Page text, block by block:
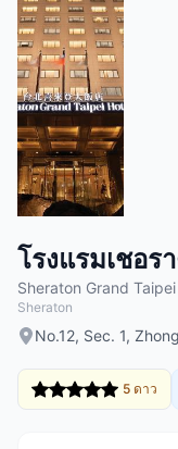
โรงแรมเชอร
Sheraton Grand
Sheraton
No.12, Sec. 1,
5 ดาว